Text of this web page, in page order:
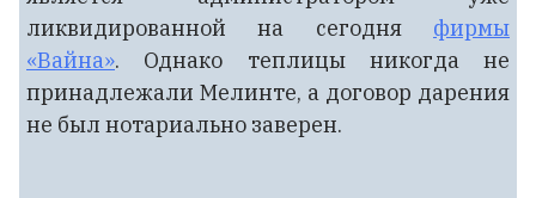
ликвидированной на сегодня фирмы
«Вайна». Однако теплицы никогда не
принадлежали Мелинте, а договор дарения
не был нотариально заверен.